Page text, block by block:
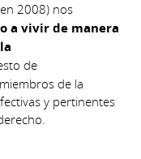
2008) nos
a vivir de manera
de
de la
y pertinentes